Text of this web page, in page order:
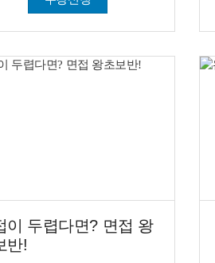
이 두렵다면? 면접 왕
반!